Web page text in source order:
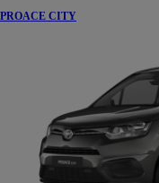
PROACE CITY